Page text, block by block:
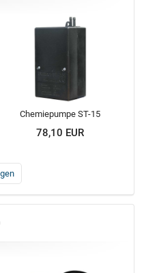
Chemiepumpe ST-15
78,10 EUR